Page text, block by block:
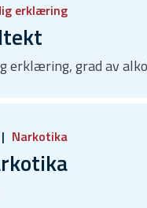
erklæring
erklæring, grad av
Narkotika